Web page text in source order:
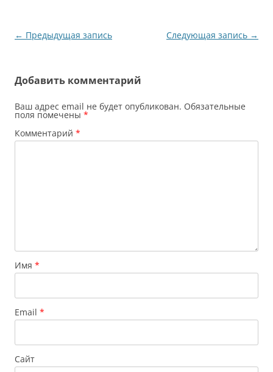
Навигация
← Предыдущая запись Следующая запись →
Добавить комментарий
Ваш адрес email не будет опубликован. Обязательные
поля помечены *
Комментарий *
Имя *
Email *
Сайт